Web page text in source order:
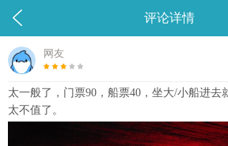
 评论详情
网友
太一般了，门票90，船票40，坐大/小船进去
太不值了。